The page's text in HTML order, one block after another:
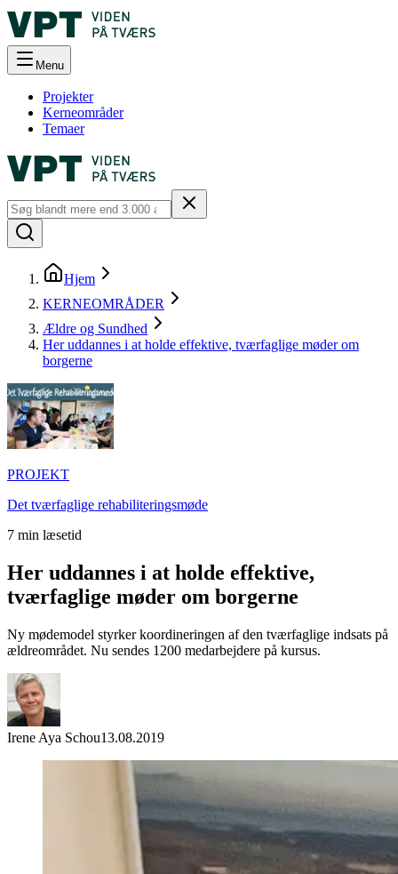
Menu
Projekter
Kerneområder
Temaer
Hjem
KERNEOMRÅDER
Ældre og Sundhed
Her uddannes i at holde effektive, tværfaglige møder om
borgerne
PROJEKT
Det tværfaglige rehabiliteringsmøde
7 min læsetid
Her uddannes i at holde effektive,
tværfaglige møder om borgerne
Ny mødemodel styrker koordineringen af den tværfaglige indsats på
ældreområdet. Nu sendes 1200 medarbejdere på kursus.
Irene Aya Schou13.08.2019